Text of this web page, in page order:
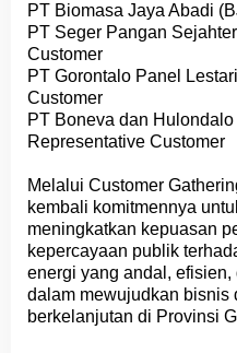
PT Biomasa Jaya Abadi
PT Seger Pangan
Customer
PT Gorontalo Panel
Customer
PT Boneva dan
Representative Customer
Melalui Customer
kembali komitmennya
meningkatkan kepuasan
kepercayaan publik
energi yang andal,
dalam mewujudkan bisnis
berkelanjutan di Provinsi